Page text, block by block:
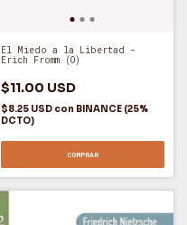
El Miedo a la Libertad -
Erich Fromm (O)
$11.00 USD
$8.25 USD con BINANCE (25%
DCTO)
COMPRAR